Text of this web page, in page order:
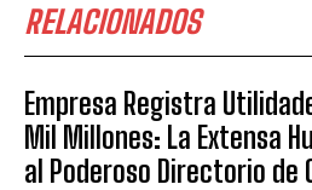
RELACIONADOS
Empresa Registra
Mil Millones: La Extensa
al Poderoso Directorio de